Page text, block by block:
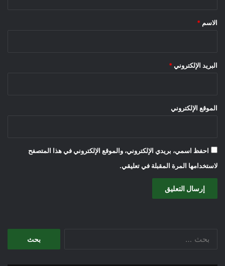
*
الاسم *
البريد الإلكتروني *
الموقع الإلكتروني
احفظ اسمي، بريدي الإلكتروني، والموقع الإلكتروني في هذا المتصفح
لاستخدامها المرة المقبلة في تعليقي.